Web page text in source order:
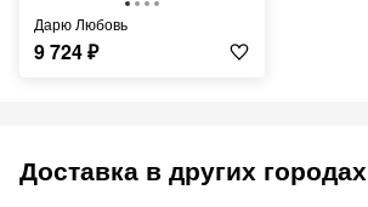
Дарю Любовь
9 724₽
Доставка в других городах